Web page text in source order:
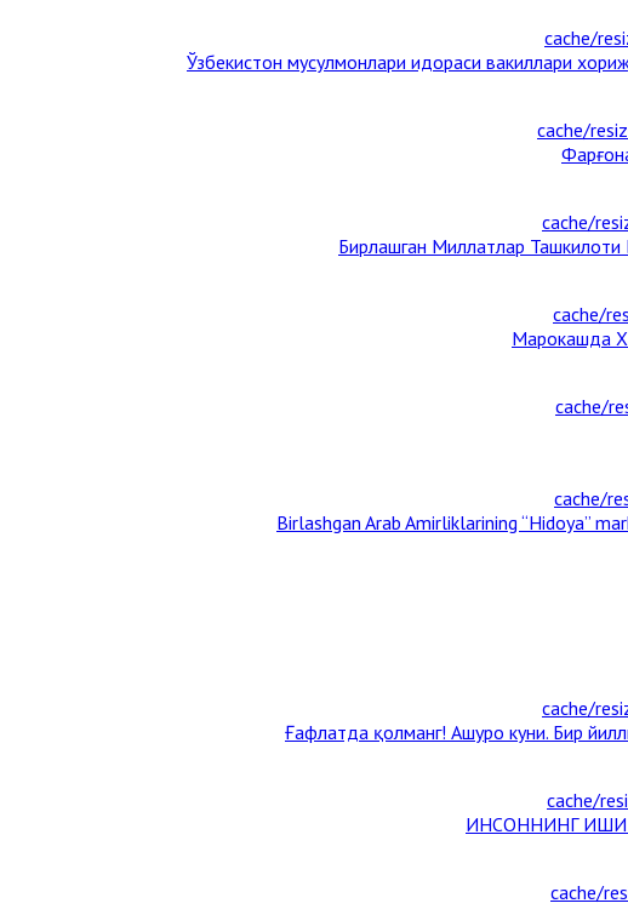
Ўзбекистон мусулмонлари идораси вакиллари
Бирлашган Миллатлар
Марокашда
Birlashgan Arab Amirliklarining “Hidoya”
Ғафлатда қолманг! Ашуро куни. Бир
ИНСОННИНГ ИШИ